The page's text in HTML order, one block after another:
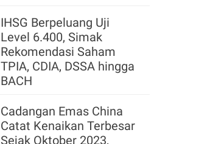
IHSG Berpeluang Uji
Level 6.400, Simak
Rekomendasi Saham
TPIA, CDIA, DSSA hingga
BACH
Cadangan Emas China
Catat Kenaikan Terbesar
Sejak Oktober 2023,